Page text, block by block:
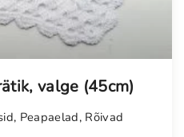
valge (45cm)
, Peapaelad, Rõivad